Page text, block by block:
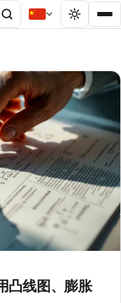
凸线图、膨胀